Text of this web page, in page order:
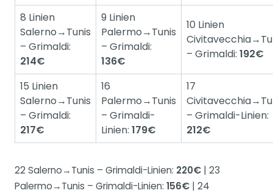
8 Linien
Salerno→Tunis
– Grimaldi:
214€
9 Linien
Palermo→Tunis
– Grimaldi:
136€
10 Linien
– Grimaldi: 192€
15 Linien
Salerno→Tunis
– Grimaldi:
217€
16
Palermo→Tunis
– Grimaldi-
Linien: 179€
17
– Grimaldi-Linien:
212€
22 Salerno→Tunis – Grimaldi-Linien: 220€ | 23
Palermo→Tunis – Grimaldi-Linien: 156€ | 24